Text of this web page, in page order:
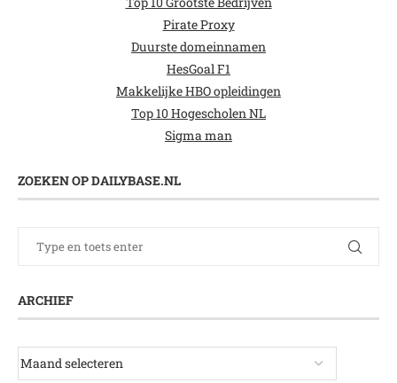
Pirate Proxy
Duurste domeinnamen
HesGoal F1
Makkelijke HBO opleidingen
Top 10 Hogescholen NL
Sigma man
ZOEKEN OP DAILYBASE.NL
ARCHIEF